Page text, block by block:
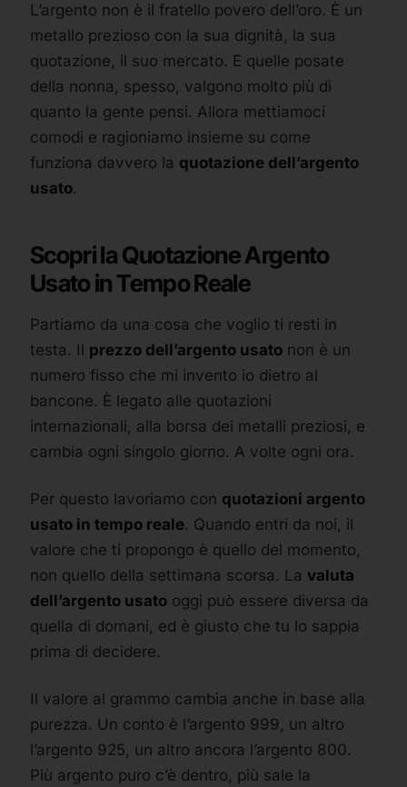
L’argento non è il fratello povero dell’oro. È un
metallo prezioso con la sua dignità, la sua
quotazione, il suo mercato. E quelle posate
della nonna, spesso, valgono molto più di
quanto la gente pensi. Allora mettiamoci
comodi e ragioniamo insieme su come
funziona davvero la quotazione dell’argento
usato.
Scopri la Quotazione Argento
Usato in Tempo Reale
Partiamo da una cosa che voglio ti resti in
testa. Il prezzo dell’argento usato non è un
numero fisso che mi invento io dietro al
bancone. È legato alle quotazioni
internazionali, alla borsa dei metalli preziosi, e
cambia ogni singolo giorno. A volte ogni ora.
Per questo lavoriamo con quotazioni argento
usato in tempo reale. Quando entri da noi, il
valore che ti propongo è quello del momento,
non quello della settimana scorsa. La valuta
dell’argento usato oggi può essere diversa da
quella di domani, ed è giusto che tu lo sappia
prima di decidere.
Il valore al grammo cambia anche in base alla
purezza. Un conto è l’argento 999, un altro
l’argento 925, un altro ancora l’argento 800.
Più argento puro c’è dentro, più sale la